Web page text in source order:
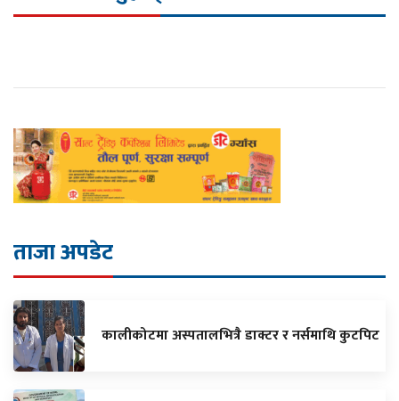
ताजा अपडेट
कालीकोटमा अस्पतालभित्रै डाक्टर र नर्समाथि कुटपिट